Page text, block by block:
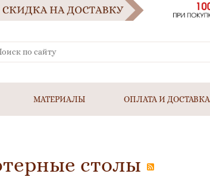
МАТЕРИАЛЫ ОПЛАТА И ДОСТАВКА
столы